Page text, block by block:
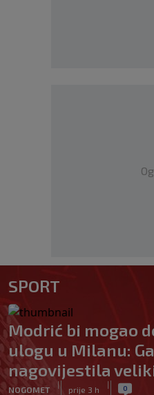
SPORT
Modrić bi mogao
ulogu u Milanu:
nagovijestila
NOGOMET
|
prije 3 h
| 0